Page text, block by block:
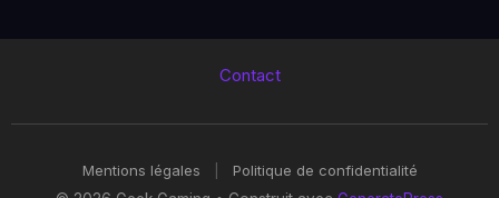
Contact
Mentions légales
Politique de confidentialité